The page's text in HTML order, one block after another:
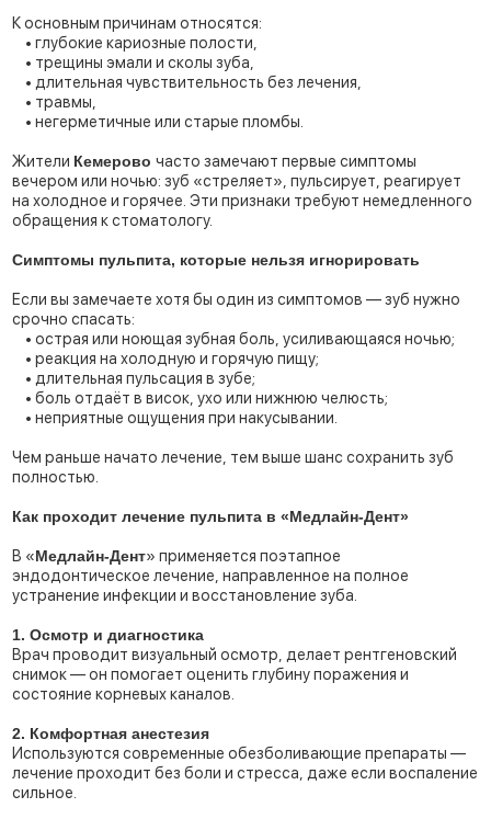
К основным причинам относятся:
• глубокие кариозные полости,
• трещины эмали и сколы зуба,
• длительная чувствительность без лечения,
• травмы,
• негерметичные или старые пломбы.
Жители Кемерово часто замечают первые симптомы
вечером или ночью: зуб «стреляет», пульсирует, реагирует
на холодное и горячее. Эти признаки требуют немедленного
обращения к стоматологу.
Симптомы пульпита, которые нельзя игнорировать
Если вы замечаете хотя бы один из симптомов — зуб нужно
срочно спасать:
• острая или ноющая зубная боль, усиливающаяся ночью;
• реакция на холодную и горячую пищу;
• длительная пульсация в зубе;
• боль отдаёт в висок, ухо или нижнюю челюсть;
• неприятные ощущения при накусывании.
Чем раньше начато лечение, тем выше шанс сохранить зуб
полностью.
Как проходит лечение пульпита в «Медлайн-Дент»
В «Медлайн-Дент» применяется поэтапное
эндодонтическое лечение, направленное на полное
устранение инфекции и восстановление зуба.
1. Осмотр и диагностика
Врач проводит визуальный осмотр, делает рентгеновский
снимок — он помогает оценить глубину поражения и
состояние корневых каналов.
2. Комфортная анестезия
Используются современные обезболивающие препараты —
лечение проходит без боли и стресса, даже если воспаление
сильное.